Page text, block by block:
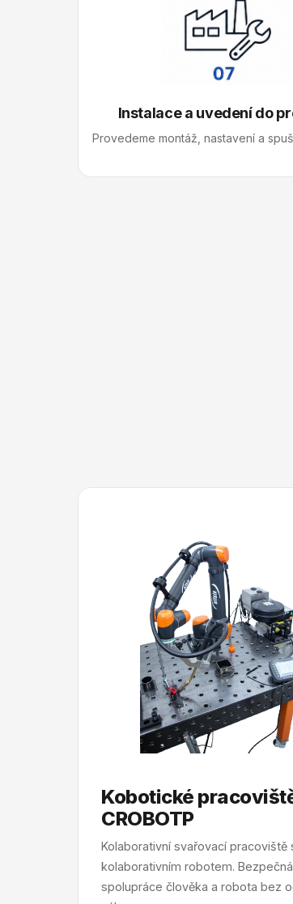
Instalace a uvedení do
Provedeme montáž, nastavení a
Kobotické
CROBOTP
Kolaborativní svařovací pracoviště
kolaborativním robotem. Bezpečná
spolupráce člověka a robota bez